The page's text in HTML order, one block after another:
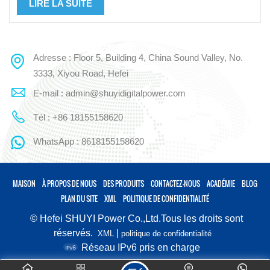
LIRE LA SUITE
Adresse : Floor 5, Building 4, China Sound Valley, No.
3333, Xiyou Road, Hefei
E-mail : admin@shuyidigitalpower.com
Tél : +86 18155158620
WhatsApp : 8618155158620
MAISON À PROPOS DE NOUS DES PRODUITS CONTACTEZ-NOUS ACADÉMIE
BLOG
PLAN DU SITE
XML
POLITIQUE DE CONFIDENTIALITÉ
© Hefei SHUYI Power Co.,Ltd.Tous les droits sont
réservés. XML politique de confidentialité
Réseau IPv6 pris en charge